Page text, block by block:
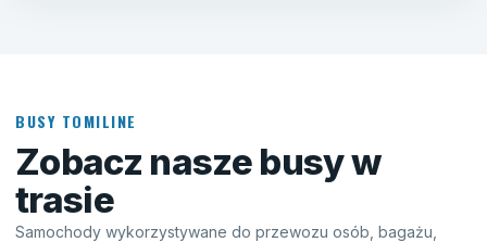
BUSY TOMILINE
Zobacz nasze busy w
trasie
Samochody wykorzystywane do przewozu osób, bagażu,